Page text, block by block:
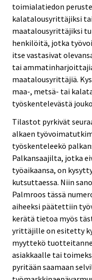
toimialatiedon
kalatalousyrittäjiksi
maatalousyrittäjiksi
henkilöitä, jotka
itse vastasivat
tai
maatalousyrittäjiä.
maa-, metsä- tai
työskentelevästä
Tilastot pyrkivät
alkaen
työskenteleekö
Palkansaajilta, jotka
työaikaansa, on
kutsuttaessa. Niin
Palmroos tässä
aiheeksi päätettiin
kerätä tietoa myös
yrittäjille on esitetty
myyttekö
asiakkaalle tai
pyritään saamaan